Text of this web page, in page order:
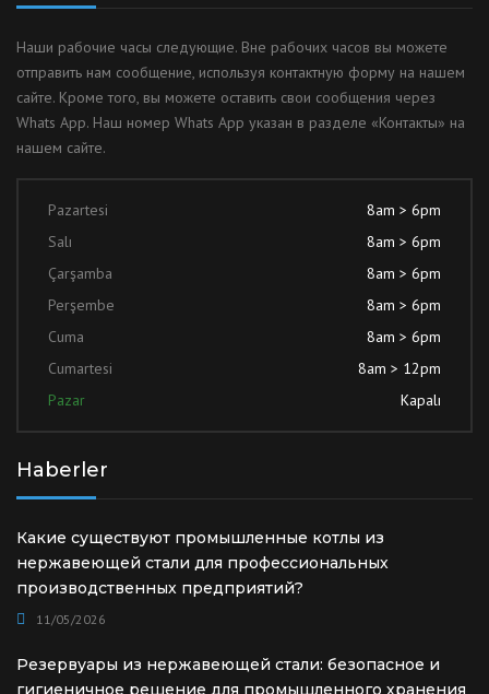
Наши рабочие часы следующие. Вне рабочих часов вы можете
отправить нам сообщение, используя контактную форму на нашем
сайте. Кроме того, вы можете оставить свои сообщения через
Whats App. Наш номер Whats App указан в разделе «Контакты» на
нашем сайте.
Pazartesi
8am > 6pm
Salı
8am > 6pm
Çarşamba
8am > 6pm
Perşembe
8am > 6pm
Cuma
8am > 6pm
Cumartesi
8am > 12pm
Pazar
Kapalı
Haberler
Какие существуют промышленные котлы из
нержавеющей стали для профессиональных
производственных предприятий?
11/05/2026
Резервуары из нержавеющей стали: безопасное и
гигиеничное решение для промышленного хранения